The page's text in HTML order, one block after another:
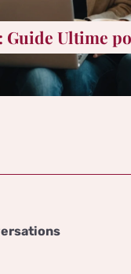
Ultime